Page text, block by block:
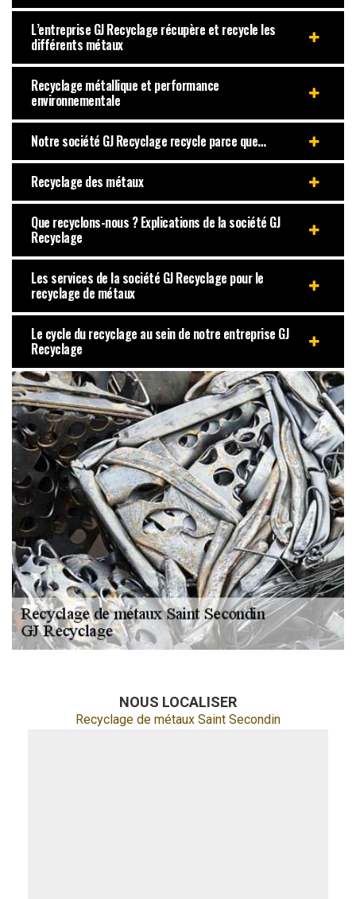
L’entreprise GJ Recyclage récupère et recycle les
différents métaux
Recyclage métallique et performance
environnementale
Notre société GJ Recyclage recycle parce que…
Recyclage des métaux
Que recyclons-nous ? Explications de la société GJ
Recyclage
Les services de la société GJ Recyclage pour le
recyclage de métaux
Le cycle du recyclage au sein de notre entreprise GJ
Recyclage
NOUS LOCALISER
Recyclage de métaux Saint Secondin